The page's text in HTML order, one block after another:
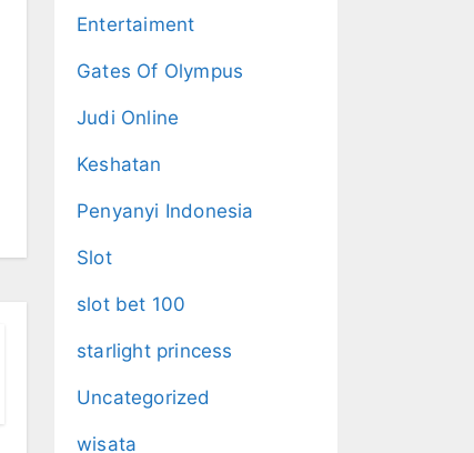
Entertaiment
Gates Of Olympus
Judi Online
Keshatan
Penyanyi Indonesia
Slot
slot bet 100
starlight princess
Uncategorized
wisata